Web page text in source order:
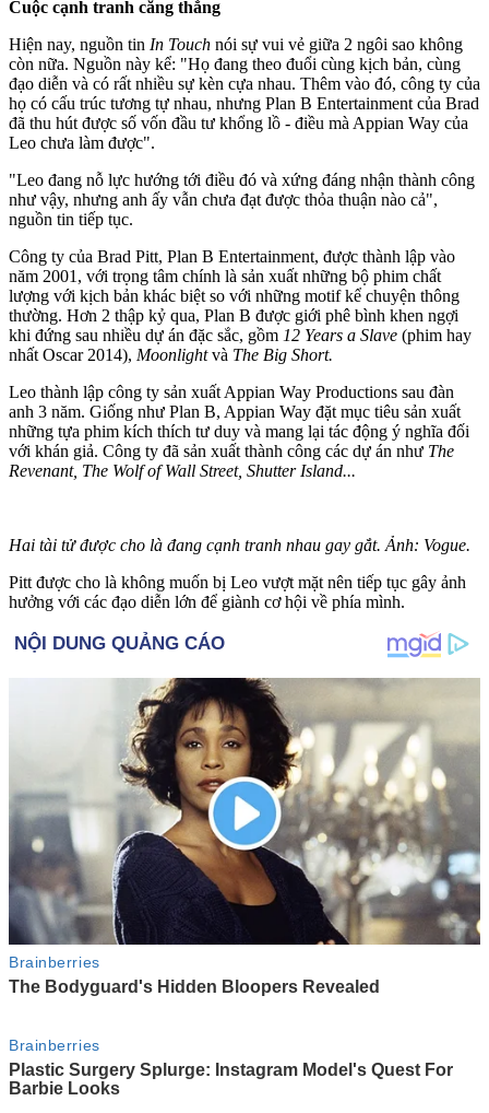
Cuộc cạnh tranh căng thẳng
Hiện nay, nguồn tin In Touch nói sự vui vẻ giữa 2 ngôi sao không
còn nữa. Nguồn này kể: "Họ đang theo đuổi cùng kịch bản, cùng
đạo diễn và có rất nhiều sự kèn cựa nhau. Thêm vào đó, công ty của
họ có cấu trúc tương tự nhau, nhưng Plan B Entertainment của Brad
đã thu hút được số vốn đầu tư khổng lồ - điều mà Appian Way của
Leo chưa làm được".
"Leo đang nỗ lực hướng tới điều đó và xứng đáng nhận thành công
như vậy, nhưng anh ấy vẫn chưa đạt được thỏa thuận nào cả",
nguồn tin tiếp tục.
Công ty của Brad Pitt, Plan B Entertainment, được thành lập vào
năm 2001, với trọng tâm chính là sản xuất những bộ phim chất
lượng với kịch bản khác biệt so với những motif kể chuyện thông
thường. Hơn 2 thập kỷ qua, Plan B được giới phê bình khen ngợi
khi đứng sau nhiều dự án đặc sắc, gồm 12 Years a Slave (phim hay
nhất Oscar 2014), Moonlightvà The Big Short.
Leo thành lập công ty sản xuất Appian Way Productions sau đàn
anh 3 năm. Giống như Plan B, Appian Way đặt mục tiêu sản xuất
những tựa phim kíc‌h thí‌ch tư duy và mang lại tác động ý nghĩa đối
với khán giả. Công ty đã sản xuất thành công các dự án như The
Revenant, The Wolf of Wall Street, Shutter Island...
Hai tài tử được cho là đang cạnh tranh nhau gay gắt. Ảnh: Vogue.
Pitt được cho là không muốn bị Leo vượt mặt nên tiếp tục gây ảnh
hưởng với các đạo diễn lớn để giành cơ hội về phía mình.